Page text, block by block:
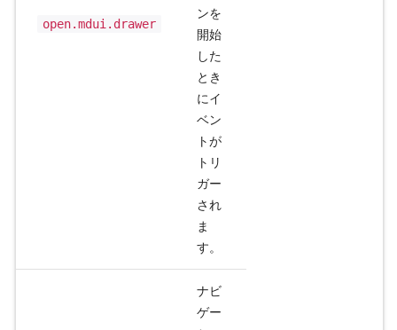
open.mdui.drawer
ンを
開始
した
とき
にイ
ベン
トが
トリ
ガー
され
ま
す。
ナビ
ゲー